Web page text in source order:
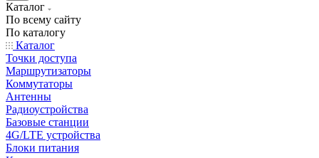
Каталог
По всему сайту
По каталогу
Каталог
Точки доступа
Маршрутизаторы
Коммутаторы
Антенны
Радиоустройства
Базовые станции
4G/LTE устройства
Блоки питания